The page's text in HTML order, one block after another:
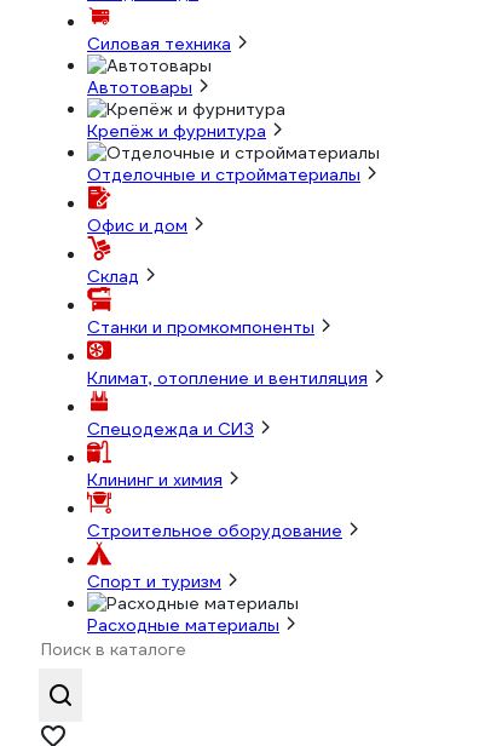
Силовая техника
Автотовары
Крепёж и фурнитура
Отделочные и стройматериалы
Офис и дом
Склад
Станки и промкомпоненты
Климат, отопление и вентиляция
Спецодежда и СИЗ
Клининг и химия
Строительное оборудование
Спорт и туризм
Расходные материалы